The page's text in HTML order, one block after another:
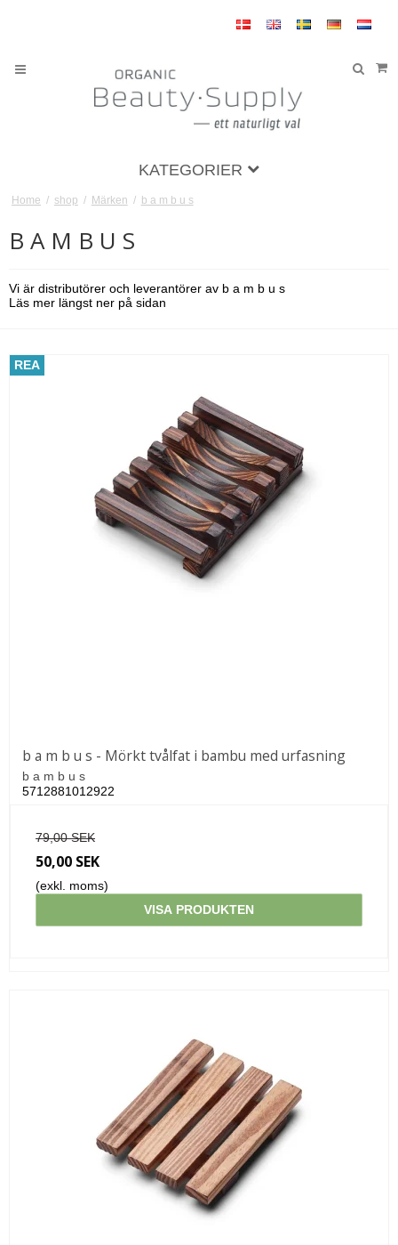
KATEGORIER
Home / shop / Märken / b a m b u s
B A M B U S
Vi är distributörer och leverantörer av b a m b u s
Läs mer längst ner på sidan
REA
b a m b u s - Mörkt tvålfat i bambu med urfasning
b a m b u s
5712881012922
79,00 SEK
50,00 SEK
(exkl. moms)
VISA PRODUKTEN